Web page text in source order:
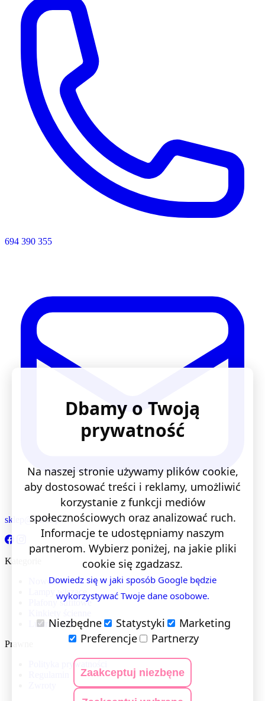
694 390 355
sklep@lentis.pl
Kategorie
Nowości
Lampy wiszące
Plafony sufitowe
Lustra LED
Prawne
Polityka prywatności
Dbamy o Twoją
prywatność
Na naszej stronie używamy plików cookie,
aby dostosować treści i reklamy, umożliwić
korzystanie z funkcji mediów
społecznościowych oraz analizować ruch.
Informacje te udostępniamy naszym
partnerom. Wybierz poniżej, na jakie pliki
cookie się zgadzasz.
Dowiedz się w jaki sposób Google będzie
wykorzystywać Twoje dane osobowe.
Niezbędne Statystyki
Marketing
Preferencje
Partnerzy
Zaakceptuj niezbęne